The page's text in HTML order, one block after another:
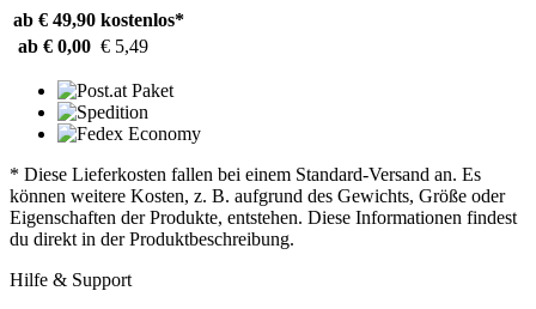
ab € 49,90 kostenlos*
ab € 0,00 € 5,49
* Diese Lieferkosten fallen bei einem Standard-Versand an. Es
können weitere Kosten, z. B. aufgrund des Gewichts, Größe oder
Eigenschaften der Produkte, entstehen. Diese Informationen findest
du direkt in der Produktbeschreibung.
Hilfe & Support